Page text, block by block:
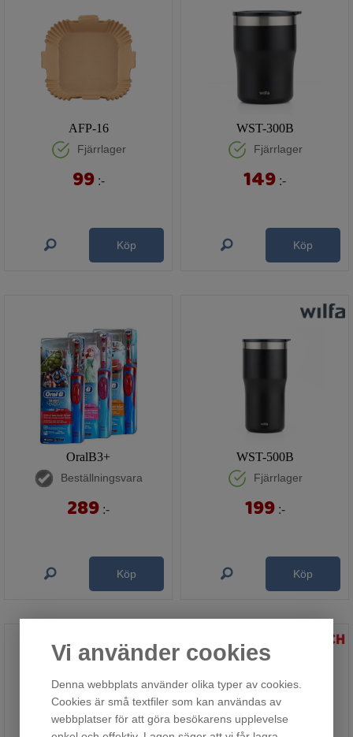
Vi använder cookies
Denna webbplats använder olika typer av cookies.
Cookies är små textfiler som kan användas av
webbplatser för att göra besökarens upplevelse
AFP-16
Fjärrlager
99 :-
Köp
WST-300B
Fjärrlager
149 :-
Köp
OralB3+
Beställningsvara
289 :-
Köp
WST-500B
Fjärrlager
199 :-
Köp